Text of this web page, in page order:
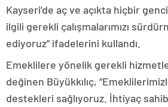
Kayseri’de aç ve açıkta hiçbir
ilgili gerekli çalışmalarımızı
ediyoruz” ifadelerini kullandı.
Emeklilere yönelik gerekli
değinen Büyükkılıç,
destekleri sağlıyoruz. İhtiyaç